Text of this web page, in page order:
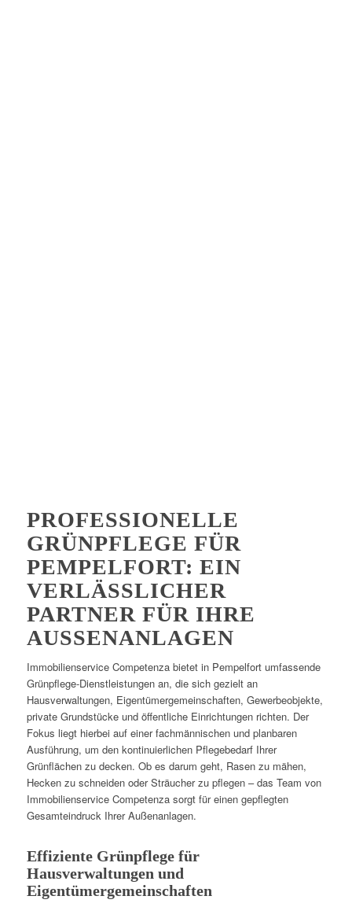
PROFESSIONELLE
GRÜNPFLEGE FÜR
PEMPELFORT: EIN
VERLÄSSLICHER
PARTNER FÜR IHRE
AUSSENANLAGEN
Immobilienservice Competenza bietet in Pempelfort umfassende
Grünpflege-Dienstleistungen an, die sich gezielt an
Hausverwaltungen, Eigentümergemeinschaften, Gewerbeobjekte,
private Grundstücke und öffentliche Einrichtungen richten. Der
Fokus liegt hierbei auf einer fachmännischen und planbaren
Ausführung, um den kontinuierlichen Pflegebedarf Ihrer
Grünflächen zu decken. Ob es darum geht, Rasen zu mähen,
Hecken zu schneiden oder Sträucher zu pflegen – das Team von
Immobilienservice Competenza sorgt für einen gepflegten
Gesamteindruck Ihrer Außenanlagen.
Effiziente Grünpflege für
Hausverwaltungen und
Eigentümergemeinschaften